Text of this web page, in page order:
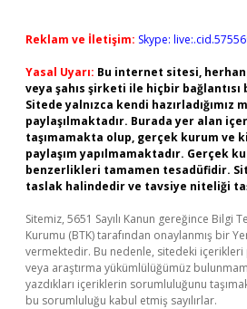
Reklam ve İletişim: Skype:
Yasal Uyarı: Bu internet sitesi,
veya şahıs şirketi ile hiçbir
Sitede yalnızca kendi hazırladığımız
paylaşılmaktadır. Burada yer alan
taşımamakta olup, gerçek kurum ve
paylaşım yapılmamaktadır. Gerçek
benzerlikleri tamamen tesadüfidir.
taslak halindedir ve tavsiye niteliği
Sitemiz, 5651 Sayılı Kanun gereğince Bilgi
Kurumu (BTK) tarafından onaylanmış bir
vermektedir. Bu nedenle, sitedeki
veya araştırma yükümlülüğümüz
yazdıkları içeriklerin sorumluluğunu
bu sorumluluğu kabul etmiş sayılırlar.